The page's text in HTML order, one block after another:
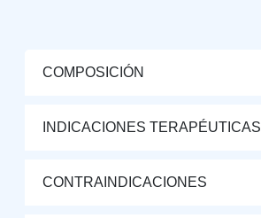
COMPOSICIÓN
INDICACIONES TERAPÉUTICAS
CONTRAINDICACIONES